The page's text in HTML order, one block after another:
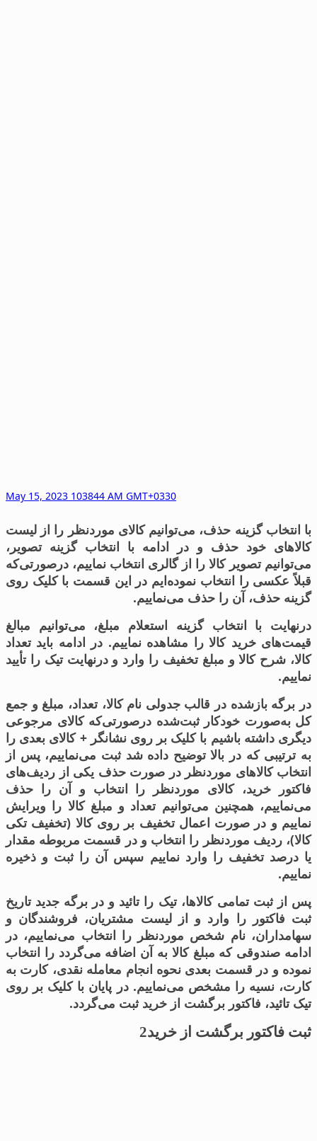
May 15, 2023 103844 AM GMT+0330
با انتخاب گزینه حذف، می‌توانیم کالای موردنظر را از لیست
کالاهای خود حذف و در ادامه با انتخاب گزینه تصویر،
می‌توانیم تصویر کالا را از گالری انتخاب نماییم، درصورتی‌که
قبلاً عکسی را انتخاب نموده‌ایم در این قسمت با کلیک روی
گزینه حذف، آن را حذف می‌نماییم.
درنهایت با انتخاب گزینه استعلام مبلغ، می‌توانیم مبالغ
قیمت‌های خرید کالا را مشاهده نماییم. در ادامه باید تعداد
کالا، شرح کالا و مبلغ تخفیف را وارد و درنهایت تیک را تأیید
نماییم.
در برگه بازشده در قالب جدولی نام کالا، تعداد، مبلغ و جمع
کل به‌صورت خودکار ثبت‌شده درصورتی‌که کالای مرجوعی
دیگری داشته باشیم با کلیک بر روی نشانگر+ کالای بعدی را
به ترتیبی که در بالا توضیح داده شد ثبت می‌نماییم، پس از
انتخاب کالاهای موردنظر در صورت حذف یکی از ردیف‌های
فاکتور خرید، کالای موردنظر را انتخاب و آن را حذف
می‌نماییم، همچنین می‌توانیم تعداد و مبلغ کالا را ویرایش
نماییم و در صورت اعمال تخفیف بر روی کالا (تخفیف تکی
کالا)، ردیف موردنظر را انتخاب و در قسمت مربوطه مقدار
یا درصد تخفیف را وارد نماییم سپس آن را ثبت و ذخیره
نماییم.
پس از ثبت تمامی کالاها، تیک را تائید و در برگه جدید تاریخ
ثبت فاکتور را وارد و از لیست مشتریان، فروشندگان و
سهامداران، نام شخص موردنظر را انتخاب می‌نماییم، در
ادامه صندوقی که مبلغ کالا به آن اضافه می‌گردد را انتخاب
نموده و در قسمت بعدی نحوه انجام معامله نقدی، کارت به
کارت، نسیه را مشخص می‌نماییم. در پایان با کلیک بر روی
تیک تائید، فاکتور برگشت از خرید ثبت می‌گردد.
ثبت فاکتور برگشت از خرید2